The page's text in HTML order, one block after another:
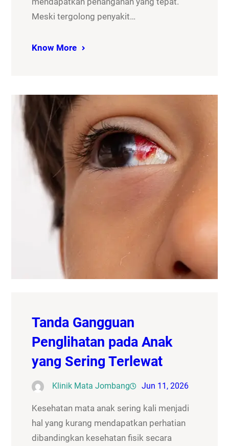
Meski tergolong penyakit…
Know More
Tanda Gangguan
Penglihatan pada Anak
yang Sering Terlewat
Klinik Mata Jombang Jun 11, 2026
Kesehatan mata anak sering kali menjadi
hal yang kurang mendapatkan perhatian
dibandingkan kesehatan fisik secara